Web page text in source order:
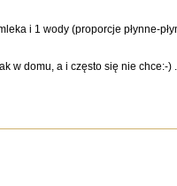
i 1 wody (proporcje płynne-
w domu, a i często się nie chce:-